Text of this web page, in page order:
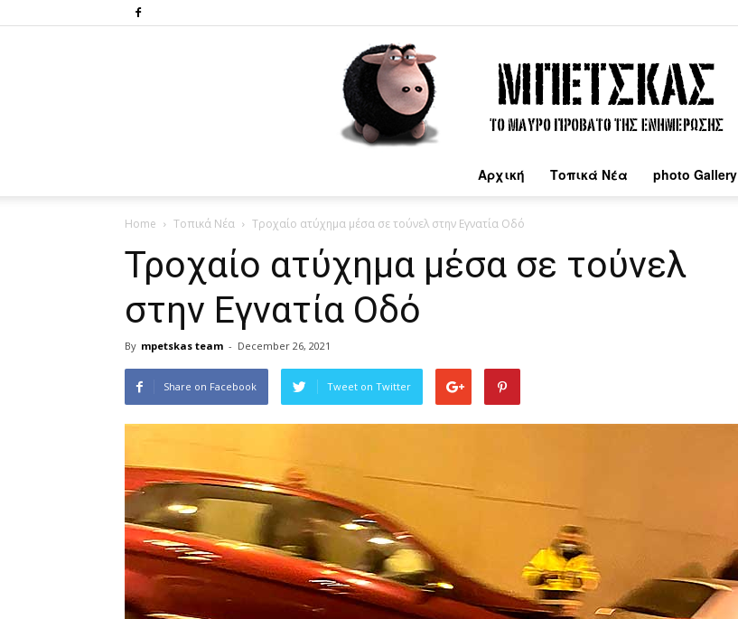
Αρχική Τοπικά Νέα photo Gallery
Home Τοπικά Νέα Τροχαίο ατύχημα μέσα σε τούνελ στην Εγνατία Οδό
Τροχαίο ατύχημα μέσα σε τούνελ
στην Εγνατία Οδό
By mpetskas team - December 26, 2021
Share on Facebook Tweet on Twitter